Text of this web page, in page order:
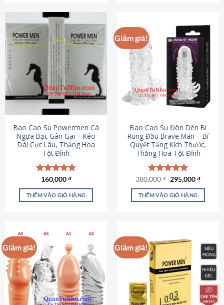
này
có
nhiều
biến
thể.
Các
tùy
chọn
có
chọn
trên
trang
sản
phẩm
Bao Cao Su Powermen Cá
Ngựa Bạc Gân Gai – Kéo
Dài Cực Lâu, Thăng Hoa
Tột Đỉnh
Được xếp
hạng4.73
5 sao
160,000₫
THÊM VÀO GIỎ HÀNG
Giảm giá!
Bao Cao Su Đôn Dên Bi
Rung Đầu Brave Man – Bí
Quyết Tăng Kích Thước,
Thăng Hoa Tột Đỉnh
Được xếp
hạng5.00
5 sao
380,000₫ Giá
là:
380,000 ₫.
295,000₫Giá
tại
THÊM VÀO GIỎ HÀNG
Giảm giá! Giảm giá!